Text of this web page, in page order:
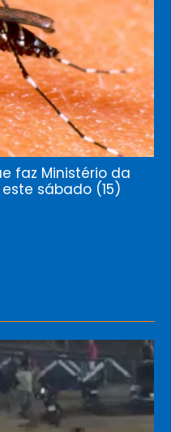
faz Ministério da
sábado (15)